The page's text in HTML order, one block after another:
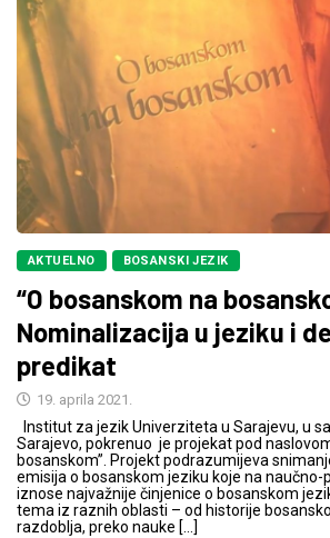
AKTUELNO BOSANSKI JEZIK
“O bosanskom na
Nominalizacija u jeziku i
predikat
19. aprila 2021.
Institut za jezik Univerziteta u Sarajevu, u
Sarajevo, pokrenuo je projekat pod
bosanskom”. Projekt podrazumijeva
emisija o bosanskom jeziku koje na naučno-
iznose najvažnije činjenice o bosanskom
tema iz raznih oblasti – od historije
razdoblja, preko nauke […]